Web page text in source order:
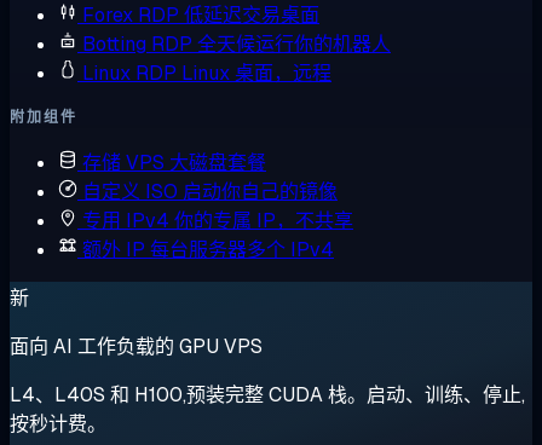
Forex RDP 低延迟交易桌面
Botting RDP 全天候运行你的机器人
Linux RDP Linux 桌面，远程
附加组件
存储 VPS 大磁盘套餐
自定义 ISO 启动你自己的镜像
专用 IPv4 你的专属 IP，不共享
额外 IP 每台服务器多个 IPv4
新
面向 AI 工作负载的 GPU VPS
L4、L40S 和 H100,预装完整 CUDA 栈。启动、训练、停止,
按秒计费。